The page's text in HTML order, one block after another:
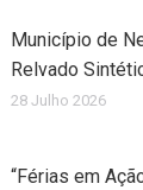
Município de
Relvado
28 Julho 2026
“Férias em